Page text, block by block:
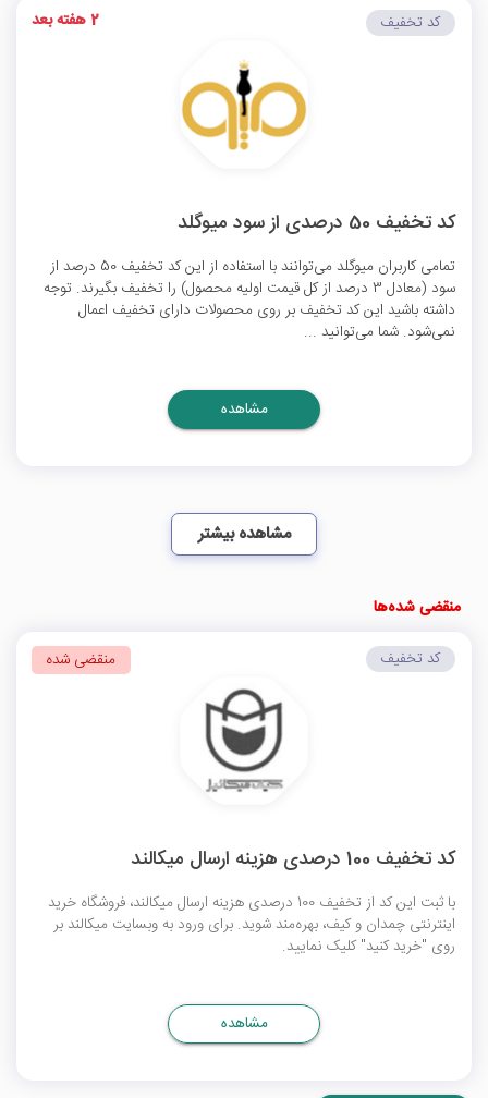
کد تخفیف 50 درصدی از سود میوگلد
تمامی کاربران میوگلد می‌توانند با استفاده از این کد تخفیف 50 درصد از
سود (معادل 3 درصد از کل قیمت اولیه محصول) را تخفیف بگیرند. توجه
داشته باشید این کد تخفیف بر روی محصولات دارای تخفیف اعمال
نمی‌شود. شما می‌توانید ...
کد تخفیف 2 هفته بعد
مشاهده
مشاهده بیشتر
منقضی شده‌ها
کد تخفیف 100 درصدی هزینه ارسال میکالند
با ثبت این کد از تخفیف 100 درصدی هزینه ارسال میکالند، فروشگاه خرید
اینترنتی چمدان و کیف، بهره‌مند شوید. برای ورود به وبسایت میکالند بر
روی "خرید کنید" کلیک نمایید.
کد تخفیف منقضی شده
مشاهده